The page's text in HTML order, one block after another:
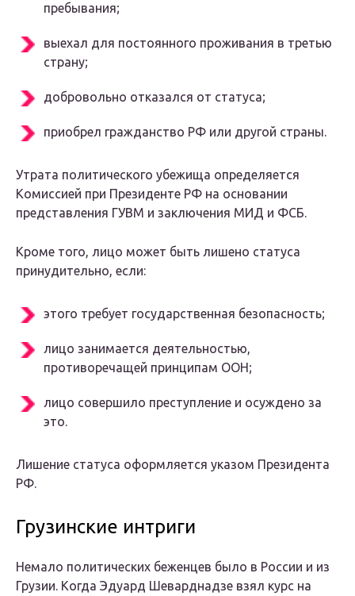
пребывания;
выехал для постоянного проживания в третью
страну;
добровольно отказался от статуса;
приобрел гражданство РФ или другой страны.
Утрата политического убежища определяется
Комиссией при Президенте РФ на основании
представления ГУВМ и заключения МИД и ФСБ.
Кроме того, лицо может быть лишено статуса
принудительно, если:
этого требует государственная безопасность;
лицо занимается деятельностью,
противоречащей принципам ООН;
лицо совершило преступление и осуждено за
это.
Лишение статуса оформляется указом Президента
РФ.
Грузинские интриги
Немало политических беженцев было в России и из
Грузии. Когда Эдуард Шеварднадзе взял курс на